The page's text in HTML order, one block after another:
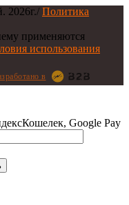
2026г./ Политика
применяются
использования
в
Google Pay